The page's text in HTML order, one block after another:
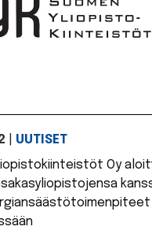
UUTISET
Oy